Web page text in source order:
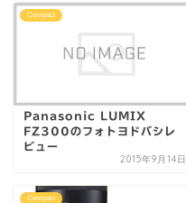
Compact
Panasonic LUMIX
FZ300のフォトヨドバシレ
ビュー
2015年9月14日
Compact